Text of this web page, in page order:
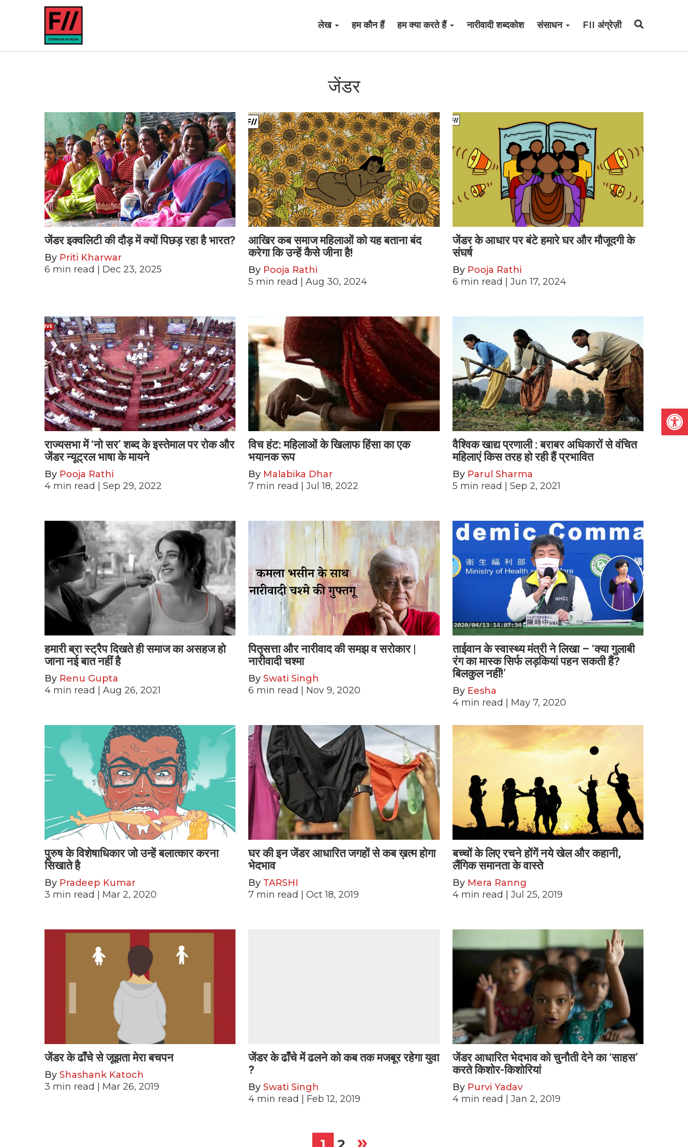
लेख हम कौन हैं हम क्या करते हैं नारीवादी शब्दकोश संसाधन FII अंग्रेज़ी
जेंडर
जेंडर इक्वलिटी की दौड़ में क्यों पिछड़ रहा है भारत?
By Priti Kharwar
6 min read | Dec 23, 2025
आखिर कब समाज महिलाओं को यह बताना बंद
करेगा कि उन्हें कैसे जीना है!
By Pooja Rathi
5 min read | Aug 30, 2024
जेंडर के आधार पर बंटे हमारे घर और मौजूदगी के
संघर्ष
By Pooja Rathi
6 min read | Jun 17, 2024
राज्यसभा में ‘नो सर’ शब्द के इस्तेमाल पर रोक और
जेंडर न्यूट्रल भाषा के मायने
By Pooja Rathi
4 min read | Sep 29, 2022
विच हंट: महिलाओं के खिलाफ हिंसा का एक
भयानक रूप
By Malabika Dhar
7 min read | Jul 18, 2022
वैश्विक खाद्य प्रणाली : बराबर अधिकारों से वंचित
महिलाएं किस तरह हो रही हैं प्रभावित
By Parul Sharma
5 min read | Sep 2, 2021
हमारी ब्रा स्ट्रैप दिखते ही समाज का असहज हो
जाना नई बात नहीं है
By Renu Gupta
4 min read | Aug 26, 2021
पितृसत्ता और नारीवाद की समझ व सरोकार |
नारीवादी चश्मा
BySwati Singh
6 min read | Nov 9, 2020
ताईवान के स्वास्थ्य मंत्री ने लिखा – ‘क्या गुलाबी
रंग का मास्क सिर्फ लड़कियां पहन सकती हैं?
बिलकुल नहीं!’
By Eesha
4 min read | May 7, 2020
पुरुष के विशेषाधिकार जो उन्हें बलात्कार करना
सिखाते है
By Pradeep Kumar
3 min read | Mar 2, 2020
घर की इन जेंडर आधारित जगहों से कब ख़त्म होगा
भेदभाव
By TARSHI
7 min read | Oct 18, 2019
बच्चों के लिए रचने होंगें नये खेल और कहानी,
लैंगिक समानता के वास्ते
By Mera Ranng
4 min read | Jul 25, 2019
जेंडर के ढाँचे से जूझता मेरा बचपन
By Shashank Katoch
3 min read | Mar 26, 2019
जेंडर के ढाँचे में ढलने को कब तक मजबूर रहेगा युवा
?
BySwati Singh
4 min read | Feb 12, 2019
जेंडर आधारित भेदभाव को चुनौती देने का ‘साहस’
करते किशोर-किशोरियां
By Purvi Yadav
4 min read | Jan 2, 2019
»